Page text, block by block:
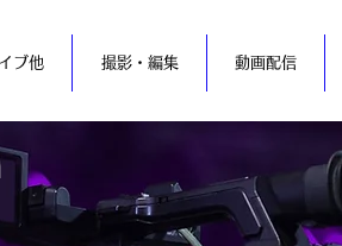
ブ他 撮影・編集 動画配信